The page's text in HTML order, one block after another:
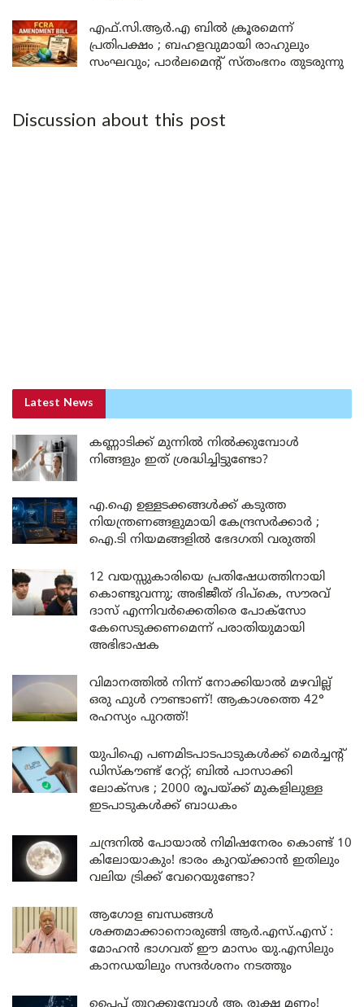
എഫ്.സി.ആർ.എ ബിൽ ക്രൂരമെന്ന്
പ്രതിപക്ഷം ; ബഹളവുമായി രാഹുലും
സംഘവും; പാർലമെന്റ് സ്തംഭനം തുടരുന്നു
Discussion about this post
Latest News
കണ്ണാടിക്ക് മുന്നിൽ നിൽക്കുമ്പോൾ
നിങ്ങളും ഇത് ശ്രദ്ധിച്ചിട്ടുണ്ടോ?
എ.ഐ ഉള്ളടക്കങ്ങൾക്ക് കടുത്ത
നിയന്ത്രണങ്ങളുമായി കേന്ദ്രസർക്കാർ ;
ഐ.ടി നിയമങ്ങളിൽ ഭേദഗതി വരുത്തി
12 വയസ്സുകാരിയെ പ്രതിഷേധത്തിനായി
കൊണ്ടുവന്നു; അഭിജീത് ദിപ്കെ, സൗരവ്
ദാസ് എന്നിവർക്കെതിരെ പോക്സോ
കേസെടുക്കണമെന്ന് പരാതിയുമായി
അഭിഭാഷക
വിമാനത്തിൽ നിന്ന് നോക്കിയാൽ മഴവില്ല്
ഒരു ഫുൾ റൗണ്ടാണ്! ആകാശത്തെ 42°
രഹസ്യം പുറത്ത്!
യുപിഐ പണമിടപാടപാടുകൾക്ക് മെർച്ചന്റ്
ഡിസ്കൗണ്ട് റേറ്റ്; ബിൽ പാസാക്കി
ലോക്സഭ ; 2000 രൂപയ്ക്ക് മുകളിലുള്ള
ഇടപാടുകൾക്ക് ബാധകം
ചന്ദ്രനിൽ പോയാൽ നിമിഷനേരം കൊണ്ട് 10
കിലോയാകും! ഭാരം കുറയ്ക്കാൻ ഇതിലും
വലിയ ട്രിക്ക് വേറെയുണ്ടോ?
ആഗോള ബന്ധങ്ങൾ
ശക്തമാക്കാനൊരുങ്ങി ആർ.എസ്.എസ് :
മോഹൻ ഭാഗവത് ഈ മാസം യു.എസിലും
കാനഡയിലും സന്ദർശനം നടത്തും